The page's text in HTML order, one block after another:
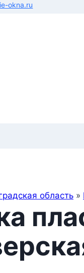
okna.ru
область »